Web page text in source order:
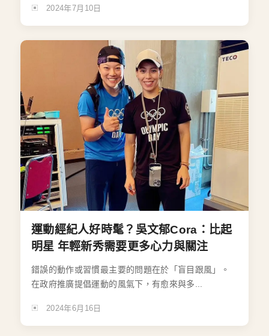
2024年7月10日
運動經紀人好時髦？吳文郁Cora：比起
明星 年輕新秀需要更多心力與關注
錯誤的動作或習慣最主要的問題在於「盲目跟風」。
在政府推廣提倡運動的風氣下，有愈來與多...
2024年6月16日